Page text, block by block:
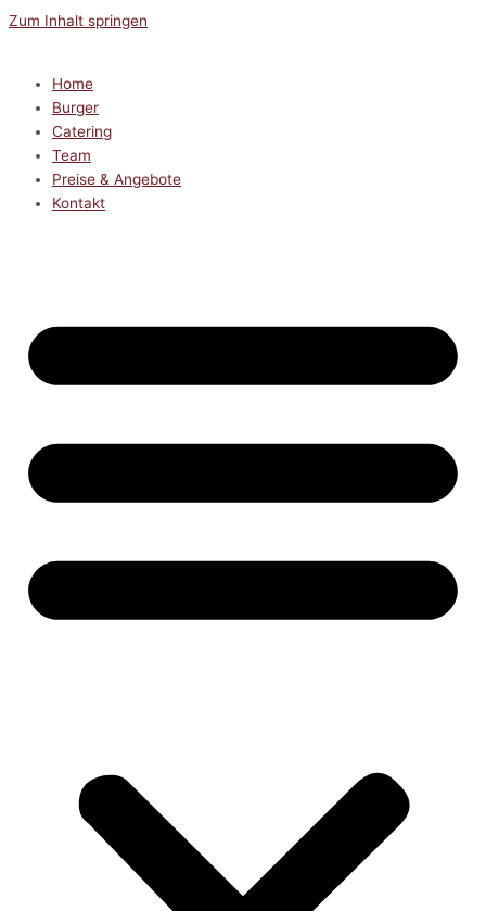
Zum Inhalt springen
Home
Burger
Catering
Team
Preise & Angebote
Kontakt